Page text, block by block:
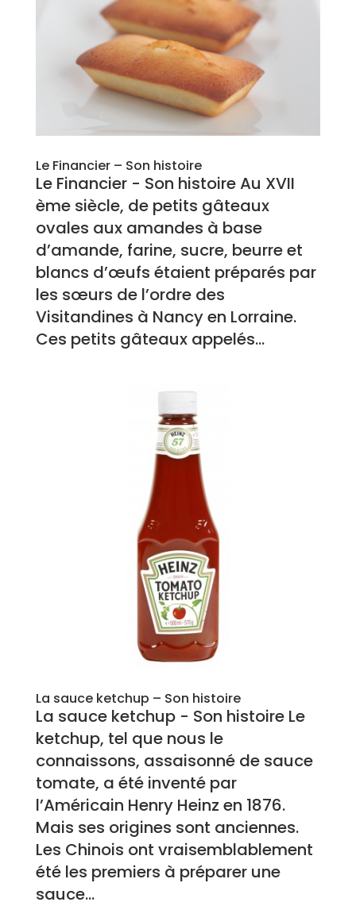
Le Financier – Son histoire
Le Financier - Son histoire Au XVII
ème siècle, de petits gâteaux
ovales aux amandes à base
d’amande, farine, sucre, beurre et
blancs d’œufs étaient préparés par
les sœurs de l’ordre des
Visitandines à Nancy en Lorraine.
Ces petits gâteaux appelés...
La sauce ketchup – Son histoire
La sauce ketchup - Son histoire Le
ketchup, tel que nous le
connaissons, assaisonné de sauce
tomate, a été inventé par
l’Américain Henry Heinz en 1876.
Mais ses origines sont anciennes.
Les Chinois ont vraisemblablement
été les premiers à préparer une
sauce...